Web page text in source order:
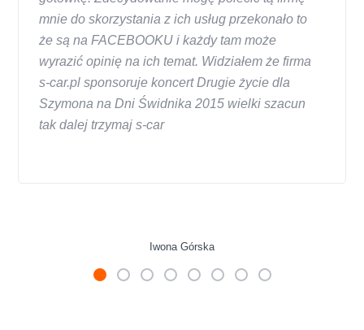
mnie do skorzystania z ich usług przekonało to
że są na FACEBOOKU i każdy tam może
wyrazić opinię na ich temat. Widziałem że firma
s-car.pl sponsoruje koncert Drugie życie dla
Szymona na Dni Świdnika 2015 wielki szacun
tak dalej trzymaj s-car
Iwona Górska